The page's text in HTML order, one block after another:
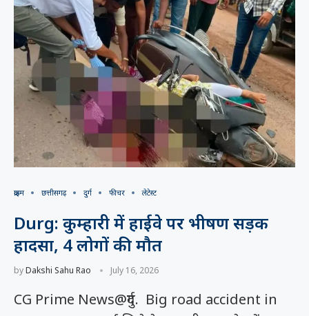
क्राइम छत्तीसगढ़ दुर्ग फीचर लेटेस्ट
Durg: कुम्हारी में हाईवे पर भीषण सड़क
हादसा, 4 लोगों की मौत
byDakshi Sahu Rao July 16, 2026
CG Prime News@दुर्ग. Big road accident in